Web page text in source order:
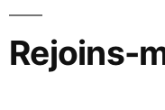
Rejoins-